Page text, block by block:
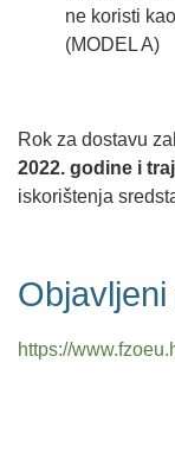
ne koristi
(MODEL A)
Rok za dostavu
2022. godine i
iskorištenja
https://